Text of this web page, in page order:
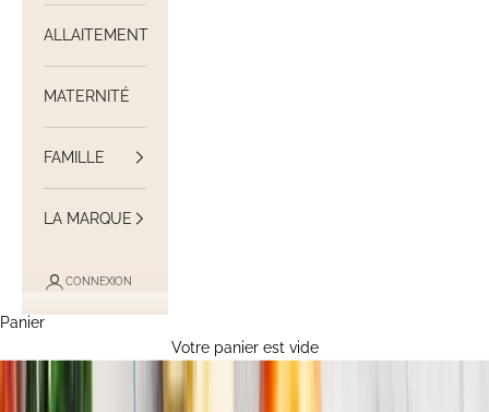
ALLAITEMENT
MATERNITÉ
FAMILLE
LA MARQUE
CONNEXION
Panier
Votre panier est vide